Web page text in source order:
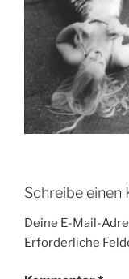
Schreibe einen
Deine E-Mail-
Erforderliche